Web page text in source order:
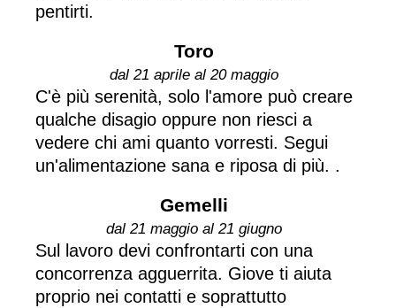
pentirti.
Toro
dal 21 aprile al 20 maggio
C'è più serenità, solo l'amore può creare
qualche disagio oppure non riesci a
vedere chi ami quanto vorresti. Segui
un'alimentazione sana e riposa di più. .
Gemelli
dal 21 maggio al 21 giugno
Sul lavoro devi confrontarti con una
concorrenza agguerrita. Giove ti aiuta
proprio nei contatti e soprattutto